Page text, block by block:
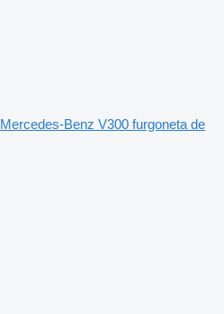
Mercedes-Benz V300 furgoneta de